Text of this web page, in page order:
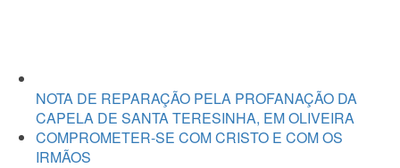
NOTA DE REPARAÇÃO PELA PROFANAÇÃO DA
CAPELA DE SANTA TERESINHA, EM OLIVEIRA
COMPROMETER-SE COM CRISTO E COM OS
IRMÃOS